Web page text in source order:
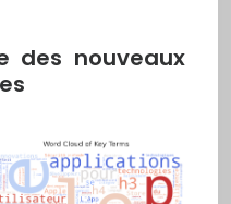
des nouveaux